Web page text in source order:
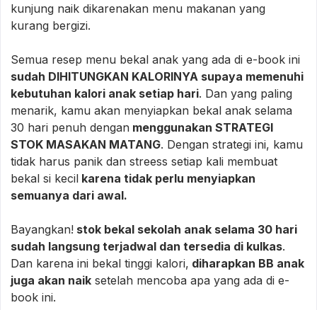
kunjung naik dikarenakan menu makanan yang
kurang bergizi.
Semua resep menu bekal anak yang ada di e-book ini
sudah DIHITUNGKAN KALORINYA supaya memenuhi
kebutuhan kalori anak setiap hari. Dan yang paling
menarik, kamu akan menyiapkan bekal anak selama
30 hari penuh dengan menggunakan STRATEGI
STOK MASAKAN MATANG. Dengan strategi ini, kamu
tidak harus panik dan streess setiap kali membuat
bekal si kecil karena tidak perlu menyiapkan
semuanya dari awal.
Bayangkan! stok bekal sekolah anak selama 30 hari
sudah langsung terjadwal dan tersedia di kulkas.
Dan karena ini bekal tinggi kalori, diharapkan BB anak
juga akan naik setelah mencoba apa yang ada di e-
book ini.